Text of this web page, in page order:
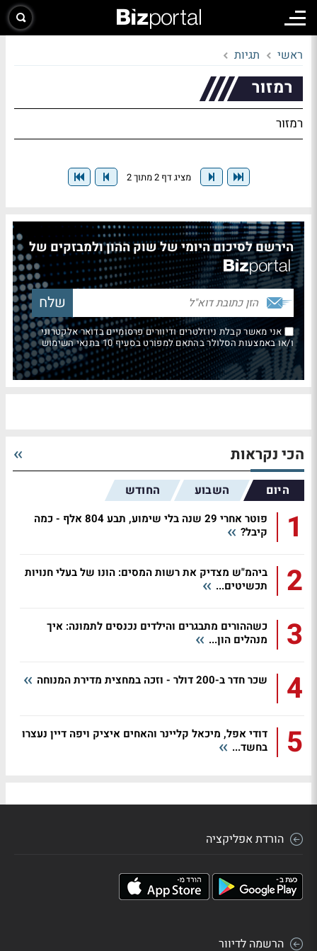
ראשי תגיות
רמזור
רמזור
מציג דף 2 מתוך 2
הירשם לסיכום היומי של שוק ההון ולמבזקים של
אני מאשר קבלת ניוזלטרים ודיוורים פרסומיים בדואר אלקטרוני
ו/או באמצעות הסלולר בהתאם למפורט בסעיף 10 בתנאי השימוש
הכי נקראות
היום השבוע החודש
1
פוטר אחרי 29 שנה בלי שימוע, תבע 804 אלף - כמה
קיבל?
2
ביהמ"ש מצדיק את רשות המסים: הונו של בעלי חנויות
תכשיטים...
3
כשההורים מתבגרים והילדים נכנסים לתמונה: איך
מנהלים הון...
4 שכר חדר ב-200 דולר - וזכה במחצית מדירת המנוחה
5
דודי אפל, מיכאל קליינר והאחים איציק ויפה דיין נעצרו
בחשד...
הורדת אפליקציה
הרשמה לדיוור